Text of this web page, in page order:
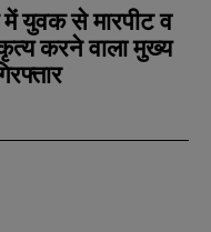
युवक से मारपीट व
करने वाला मुख्य